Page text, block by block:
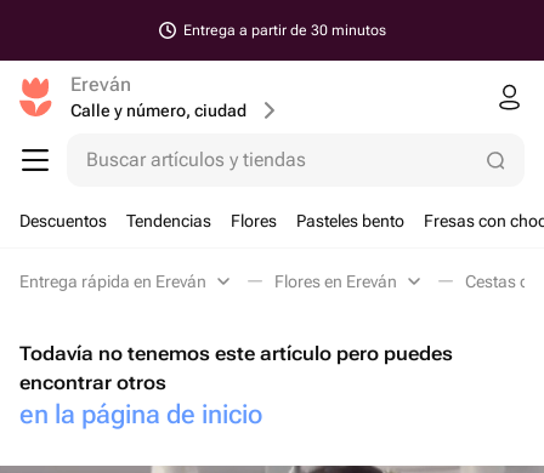
Entrega a partir de 30 minutos
Ereván
Calle y número, ciudad
Buscar artículos y tiendas
Descuentos Tendencias Flores Pasteles bento Fresas con
Entrega rápida en Ereván Flores en Ereván Cestas de
Todavía no tenemos este artículo pero puedes
encontrar otros
en la página de inicio